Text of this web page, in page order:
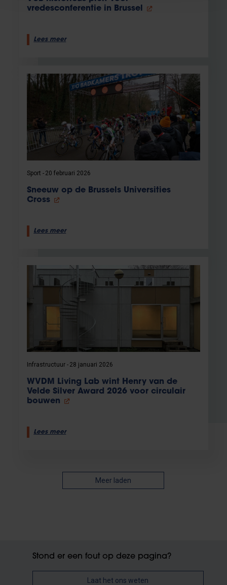
vredesconferentie in Brussel
Lees meer
Sport 20 februari 2026
Sneeuw op de Brussels Universities
Cross
Lees meer
Infrastructuur 28 januari 2026
WVDM Living Lab wint Henry van de
Velde Silver Award 2026 voor circulair
bouwen
Lees meer
Meer laden
Stond er een fout op deze pagina?
Laat het ons weten